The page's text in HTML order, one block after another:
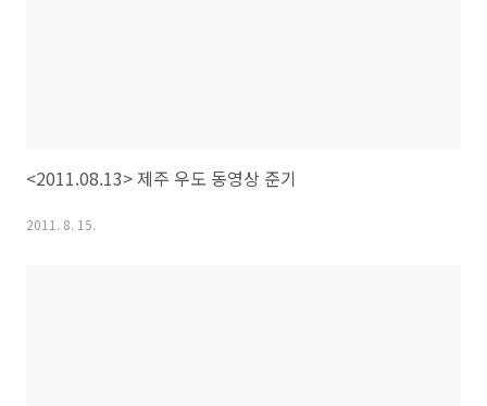
<2011.08.13> 제주 우도 동영상 준기
2011. 8. 15.